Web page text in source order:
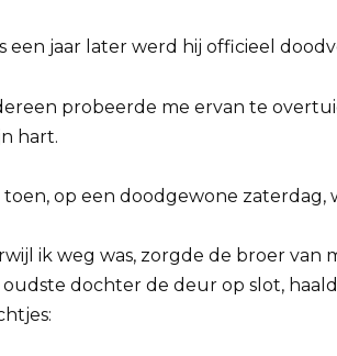
een jaar later werd hij officieel
probeerde me ervan te
hart.
toen, op een doodgewone zaterdag,
ik weg was, zorgde de broer van
dochter de deur op slot,